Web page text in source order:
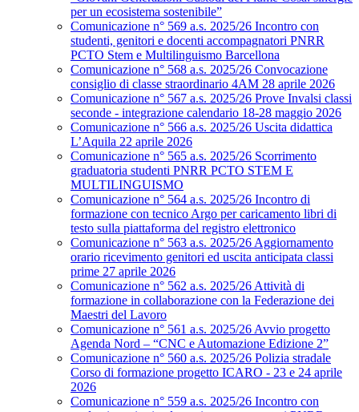
per un ecosistema sostenibile”
Comunicazione n° 569 a.s. 2025/26 Incontro con
studenti, genitori e docenti accompagnatori PNRR
PCTO Stem e Multilinguismo Barcellona
Comunicazione n° 568 a.s. 2025/26 Convocazione
consiglio di classe straordinario 4AM 28 aprile 2026
Comunicazione n° 567 a.s. 2025/26 Prove Invalsi classi
seconde - integrazione calendario 18-28 maggio 2026
Comunicazione n° 566 a.s. 2025/26 Uscita didattica
L’Aquila 22 aprile 2026
Comunicazione n° 565 a.s. 2025/26 Scorrimento
graduatoria studenti PNRR PCTO STEM E
MULTILINGUISMO
Comunicazione n° 564 a.s. 2025/26 Incontro di
formazione con tecnico Argo per caricamento libri di
testo sulla piattaforma del registro elettronico
Comunicazione n° 563 a.s. 2025/26 Aggiornamento
orario ricevimento genitori ed uscita anticipata classi
prime 27 aprile 2026
Comunicazione n° 562 a.s. 2025/26 Attività di
formazione in collaborazione con la Federazione dei
Maestri del Lavoro
Comunicazione n° 561 a.s. 2025/26 Avvio progetto
Agenda Nord – “CNC e Automazione Edizione 2”
Comunicazione n° 560 a.s. 2025/26 Polizia stradale
Corso di formazione progetto ICARO - 23 e 24 aprile
2026
Comunicazione n° 559 a.s. 2025/26 Incontro con